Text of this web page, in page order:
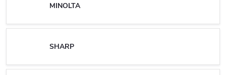
MINOLTA
SHARP